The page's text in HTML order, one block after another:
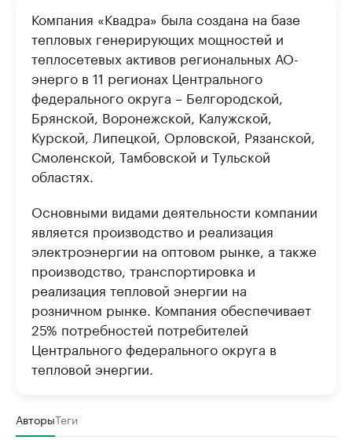
Компания «Квадра» была создана на базе
тепловых генерирующих мощностей и
теплосетевых активов региональных АО-
энерго в 11 регионах Центрального
федерального округа – Белгородской,
Брянской, Воронежской, Калужской,
Курской, Липецкой, Орловской, Рязанской,
Смоленской, Тамбовской и Тульской
областях.
Основными видами деятельности компании
является производство и реализация
электроэнергии на оптовом рынке, а также
производство, транспортировка и
реализация тепловой энергии на
розничном рынке. Компания обеспечивает
25% потребностей потребителей
Центрального федерального округа в
тепловой энергии.
АвторыТеги